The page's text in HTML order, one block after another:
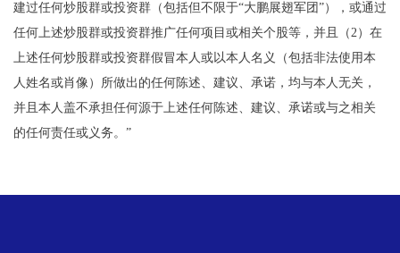
建过任何炒股群或投资群（包括但不限于“大鹏展翅军团”），或通过
任何上述炒股群或投资群推广任何项目或相关个股等，并且（2）在
上述任何炒股群或投资群假冒本人或以本人名义（包括非法使用本
人姓名或肖像）所做出的任何陈述、建议、承诺，均与本人无关，
并且本人盖不承担任何源于上述任何陈述、建议、承诺或与之相关
的任何责任或义务。”